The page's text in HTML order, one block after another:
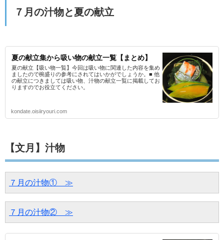
７月の汁物と夏の献立
夏の献立集から吸い物の献立一覧【まとめ】
夏の献立【吸い物一覧】今回は吸い物に関連した内容を集め
ましたので椀盛りの参考にされてはいかがでしょうか。■ 他
の献立につきましては吸い物、汁物の献立一覧に掲載してお
りますのでお役立てください。
kondate.oisiiryouri.com
【文月】汁物
７月の汁物①　≫
７月の汁物②　≫